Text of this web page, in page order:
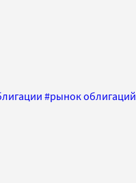
#рынок облигаций